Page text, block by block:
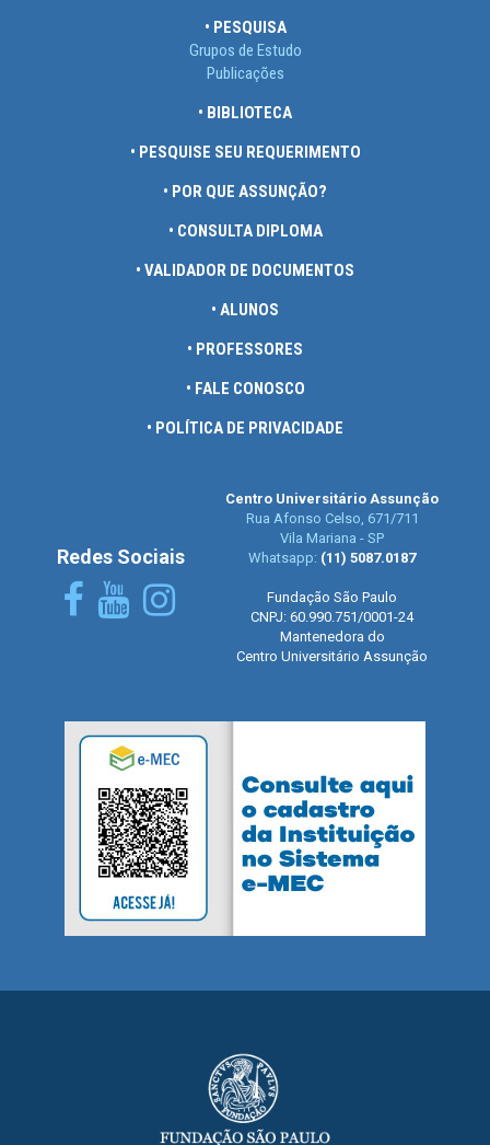
• PESQUISA
Grupos de Estudo
Publicações
• BIBLIOTECA
• PESQUISE SEU REQUERIMENTO
• POR QUE ASSUNÇÃO?
• CONSULTA DIPLOMA
• VALIDADOR DE DOCUMENTOS
• ALUNOS
• PROFESSORES
• FALE CONOSCO
• POLÍTICA DE PRIVACIDADE
Redes Sociais
Centro Universitário Assunção
Rua Afonso Celso, 671/711
Vila Mariana - SP
Whatsapp: (11) 5087.0187
Fundação São Paulo
CNPJ: 60.990.751/0001-24
Mantenedora do
Centro Universitário Assunção